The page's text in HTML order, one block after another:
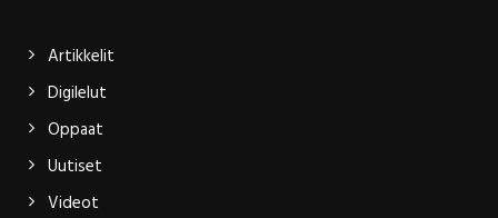
Artikkelit
Digilelut
Oppaat
Uutiset
Videot